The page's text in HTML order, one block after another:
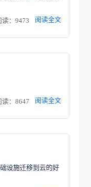
读：9473 阅读全文
读：8647 阅读全文
设施迁移到云的好